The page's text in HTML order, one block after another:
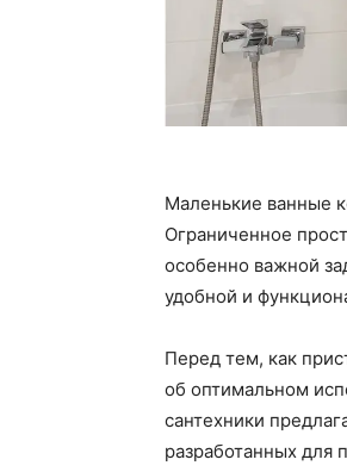
Маленькие ванные
Ограниченное
особенно важной
удобной и
Перед тем, как
об оптимальном
сантехники
разработанных